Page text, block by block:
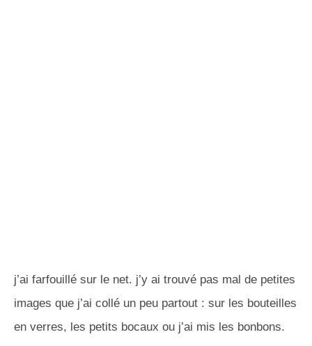
j’ai farfouillé sur le net. j’y ai trouvé pas mal de petites
images que j’ai collé un peu partout : sur les bouteilles
en verres, les petits bocaux ou j’ai mis les bonbons.